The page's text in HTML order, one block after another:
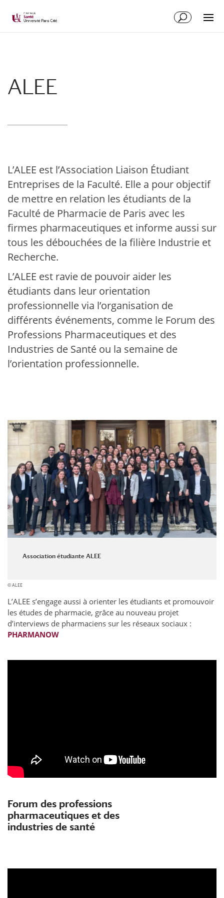
ALEE
L’ALEE est l’Association Liaison Étudiant
Entreprises de la Faculté. Elle a pour objectif
de mettre en relation les étudiants de la
Faculté de Pharmacie de Paris avec les
firmes pharmaceutiques et informe aussi sur
tous les débouchées de la filière Industrie et
Recherche.
L’ALEE est ravie de pouvoir aider les
étudiants dans leur orientation
professionnelle via l’organisation de
différents événements, comme le Forum des
Professions Pharmaceutiques et des
Industries de Santé ou la semaine de
l’orientation professionnelle.
Association étudiante ALEE
© ALEE
L’ALEE s’engage aussi à orienter les étudiants et promouvoir
les études de pharmacie, grâce au nouveau projet
d’interviews de pharmaciens sur les réseaux sociaux :
PHARMANOW
Forum des professions
pharmaceutiques et des
industries de santé